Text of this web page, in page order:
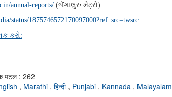
annual-reports/ (બેંગાલુરુ મેટ્રો)
status/1875746572170097000?ref_src=twsrc
કરો:
पटल : 262
, Marathi , हिन्दी , Punjabi , Kannada , Malayalam